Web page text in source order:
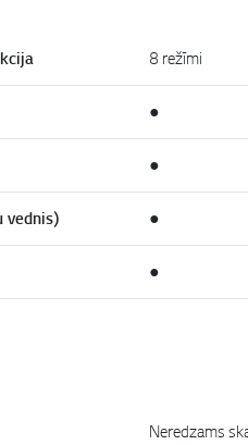
8 režīmi
●
●
vednis) ●
●
Neredzams